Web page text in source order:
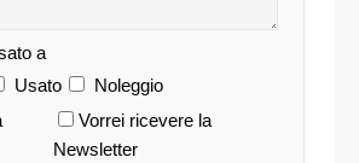
a
Usato
Noleggio
Vorrei ricevere la
Newsletter